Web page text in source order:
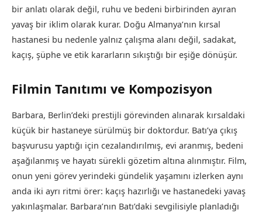
bir anlatı olarak değil, ruhu ve bedeni birbirinden ayıran
yavaş bir iklim olarak kurar. Doğu Almanya’nın kırsal
hastanesi bu nedenle yalnız çalışma alanı değil, sadakat,
kaçış, şüphe ve etik kararların sıkıştığı bir eşiğe dönüşür.
Filmin Tanıtımı ve Kompozisyon
Barbara, Berlin’deki prestijli görevinden alınarak kırsaldaki
küçük bir hastaneye sürülmüş bir doktordur. Batı’ya çıkış
başvurusu yaptığı için cezalandırılmış, evi aranmış, bedeni
aşağılanmış ve hayatı sürekli gözetim altına alınmıştır. Film,
onun yeni görev yerindeki gündelik yaşamını izlerken aynı
anda iki ayrı ritmi örer: kaçış hazırlığı ve hastanedeki yavaş
yakınlaşmalar. Barbara’nın Batı’daki sevgilisiyle planladığı